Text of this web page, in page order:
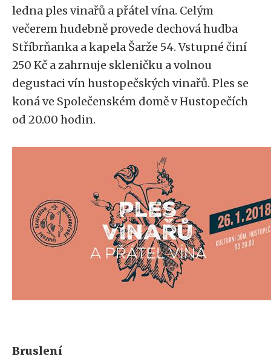
ledna ples vinařů a přátel vína. Celým
večerem hudebně provede dechová hudba
Stříbrňanka a kapela Šarže 54. Vstupné činí
250 Kč a zahrnuje skleničku a volnou
degustaci vín hustopečských vinařů. Ples se
koná ve Společenském domě v Hustopečích
od 20.00 hodin.
Bruslení